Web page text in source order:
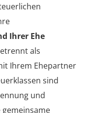
Ihrer Ehe
als
Ihrem Ehepartner
sind
und